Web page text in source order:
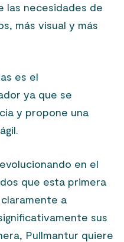
las necesidades de
más visual y más
es el
ya que se
y propone una
en el
que esta primera
a
sus
Pullmantur quiere